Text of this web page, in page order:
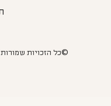
©כל הזכויות